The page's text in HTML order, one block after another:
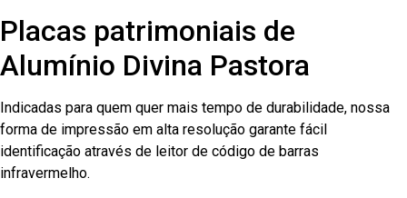
Placas patrimoniais de
Alumínio Divina Pastora
Indicadas para quem quer mais tempo de durabilidade, nossa
forma de impressão em alta resolução garante fácil
identificação através de leitor de código de barras
infravermelho.